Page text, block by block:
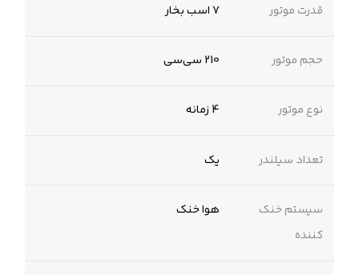
قدرت موتور 7 اسب بخار
حجم موتور 210 سی‌سی
نوع موتور 4 زمانه
تعداد سیلندر یک
سیستم خنک
کننده
هوا خنک